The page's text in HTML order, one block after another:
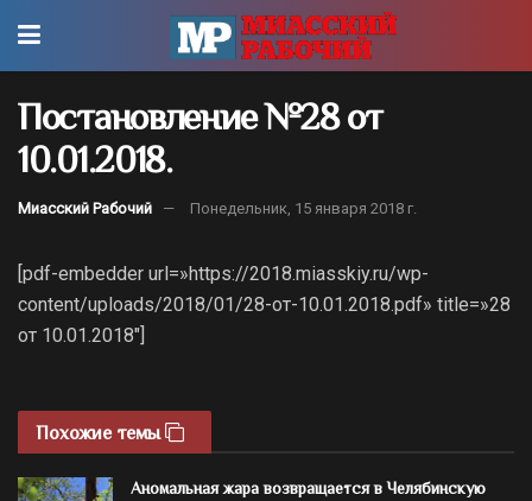
Постановление №28 от
10.01.2018.
Миасский Рабочий Понедельник, 15 января 2018 г.
[pdf-embedder url=»https://2018.miasskiy.ru/wp-
content/uploads/2018/01/28-от-10.01.2018.pdf» title=»28
от 10.01.2018″]
Похожие темы
Аномальная жара возвращается в Челябинскую